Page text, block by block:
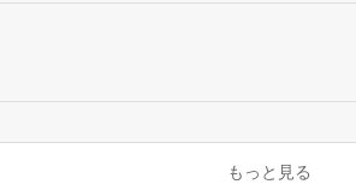
もっと見る